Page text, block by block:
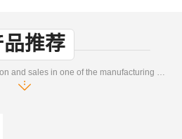
品推荐